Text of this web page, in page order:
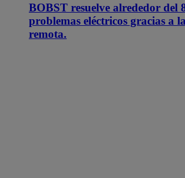
BOBST resuelve alrededor del
problemas eléctricos gracias a
remota.